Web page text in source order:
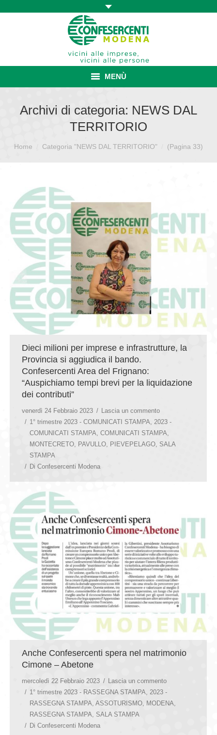
MENÙ
ASSOCIAZIONE
ISCRIZIONE E VANTAGGI
CATEGORIE SINDACALI
SERVIZI
GIOVEDÌ GASTRONOMICI
COMUNICATI E NEWS
CONTATTI
Archivi di categoria: NEWS DAL
TERRITORIO
Sei qui:
Home Categoria "NEWS DAL TERRITORIO" (Pagina 33)
Dieci milioni per imprese e infrastrutture, la
Provincia si aggiudica il bando.
Confesercenti Area del Frignano:
“Auspichiamo tempi brevi per la liquidazione
dei contributi”
venerdì 24 Febbraio 2023
Lascia un commento
1° trimestre 2023 - COMUNICATI STAMPA, 2023 -
COMUNICATI STAMPA, COMUNICATI STAMPA,
MONTECRETO, PAVULLO, PIEVEPELAGO, SALA
STAMPA
Di Confesercenti Modena
Anche Confesercenti spera nel matrimonio
Cimone – Abetone
mercoledì 22 Febbraio 2023
Lascia un commento
1° trimestre 2023 - RASSEGNA STAMPA
2023 -
RASSEGNA STAMPA ASSOTURISMO MODENA
RASSEGNA STAMPA
SALA STAMPA
Di Confesercenti Modena